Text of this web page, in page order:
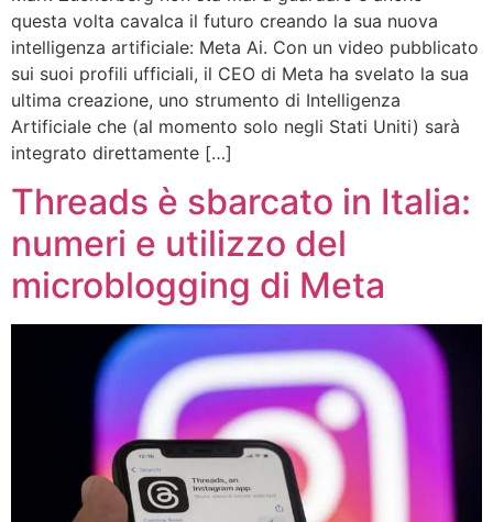
questa volta cavalca il futuro creando la sua nuova
intelligenza artificiale: Meta Ai. Con un video pubblicato
sui suoi profili ufficiali, il CEO di Meta ha svelato la sua
ultima creazione, uno strumento di Intelligenza
Artificiale che (al momento solo negli Stati Uniti) sarà
integrato direttamente […]
Threads è sbarcato in Italia:
numeri e utilizzo del
microblogging di Meta